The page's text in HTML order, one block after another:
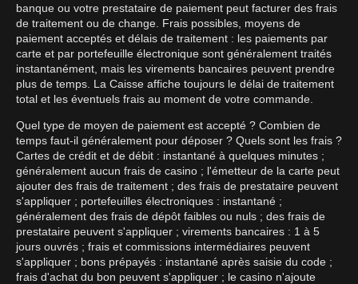
banque ou votre prestataire de paiement peut facturer des frais
de traitement ou de change. Frais possibles, moyens de
paiement acceptés et délais de traitement : les paiements par
carte et par portefeuille électronique sont généralement traités
instantanément, mais les virements bancaires peuvent prendre
plus de temps. La Caisse affiche toujours le délai de traitement
total et les éventuels frais au moment de votre commande.
Quel type de moyen de paiement est accepté ? Combien de
temps faut-il généralement pour déposer ? Quels sont les frais ?
Cartes de crédit et de débit : instantané à quelques minutes ;
généralement aucun frais de casino ; l'émetteur de la carte peut
ajouter des frais de traitement ; des frais de prestataire peuvent
s'appliquer ; portefeuilles électroniques : instantané ;
généralement des frais de dépôt faibles ou nuls ; des frais de
prestataire peuvent s'appliquer ; virements bancaires : 1 à 5
jours ouvrés ; frais et commissions intermédiaires peuvent
s'appliquer ; bons prépayés : instantané après saisie du code ;
frais d'achat du bon peuvent s'appliquer ; le casino n'ajoute